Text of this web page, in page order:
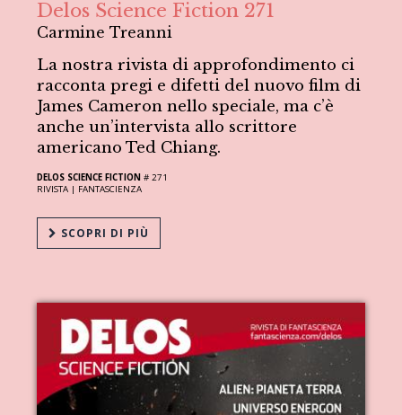
Delos Science Fiction 271
Carmine Treanni
La nostra rivista di approfondimento ci
racconta pregi e difetti del nuovo film di
James Cameron nello speciale, ma c’è
anche un’intervista allo scrittore
americano Ted Chiang.
DELOS SCIENCE FICTION # 271
RIVISTA | FANTASCIENZA
SCOPRI DI PIÙ